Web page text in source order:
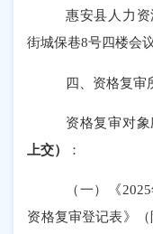
惠安县人力
街城保巷8号四楼会
四、资格复审
资格复审对
上交）
：
（一）《
资格复审登记表》